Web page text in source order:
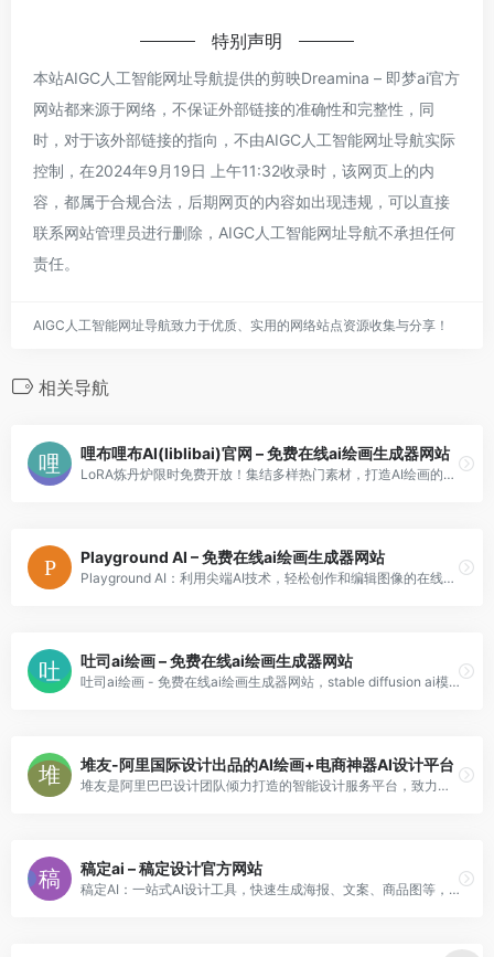
特别声明
本站AIGC人工智能网址导航提供的剪映Dreamina – 即梦ai官方
网站都来源于网络，不保证外部链接的准确性和完整性，同
时，对于该外部链接的指向，不由AIGC人工智能网址导航实际
控制，在2024年9月19日 上午11:32收录时，该网页上的内
容，都属于合规合法，后期网页的内容如出现违规，可以直接
联系网站管理员进行删除，AIGC人工智能网址导航不承担任何
责任。
AIGC人工智能网址导航致力于优质、实用的网络站点资源收集与分享！
相关导航
哩布哩布AI(liblibai)官网 – 免费在线ai绘画生成器网站
LoRA炼丹炉限时免费开放！集结多样热门素材，打造AI绘画的热门社区平台。
Playground AI – 免费在线ai绘画生成器网站
Playground AI：利用尖端AI技术，轻松创作和编辑图像的在线平台。
吐司ai绘画 – 免费在线ai绘画生成器网站
吐司ai绘画 - 免费在线ai绘画生成器网站，stable diffusion ai模型分享社区
堆友-阿里国际设计出品的AI绘画+电商神器AI设计平台
堆友是阿里巴巴设计团队倾力打造的智能设计服务平台，致力于为设计师和电商从业者提供全方位的AI设计解决方案。
稿定ai – 稿定设计官方网站
稿定AI：一站式AI设计工具，快速生成海报、文案、商品图等，提升设计效率。